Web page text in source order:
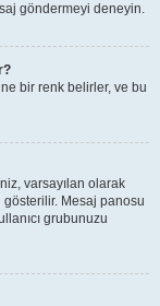
göndermeyi deneyin.
bir renk belirler, ve bu
varsayılan olarak
Mesaj panosu
grubunuzu